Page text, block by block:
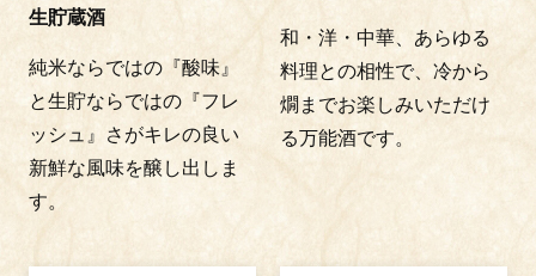
生貯蔵酒
純米ならではの『酸味』
と生貯ならではの『フレ
ッシュ』さがキレの良い
新鮮な風味を醸し出しま
す。
和・洋・中華、あらゆる
料理との相性で、冷から
燗までお楽しみいただけ
る万能酒です。